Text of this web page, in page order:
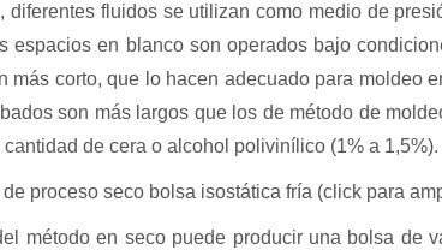
diferentes fluidos se utilizan como medio de
espacios en blanco son operados bajo
más corto, que lo hacen adecuado para moldeo
son más largos que los de método de
de cera o alcohol polivinílico (1% a 1,5%).
proceso seco bolsa isostática fría (click para
método en seco puede producir una bolsa de